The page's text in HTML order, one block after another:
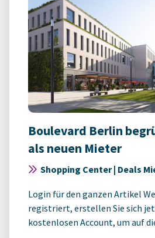
Boulevard Berlin
als neuen Mieter
Shopping Center | Deals
Login für den ganzen Artikel
registriert, erstellen Sie sich
kostenlosen Account, um auf